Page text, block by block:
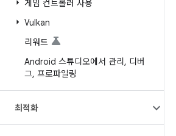
게임 컨트롤러 사용
Vulkan
리워드
Android 스튜디오에서 관리, 디버
그, 프로파일링
최적화